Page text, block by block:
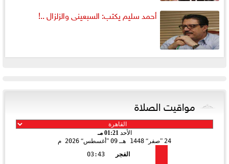
أحمد سليم يكتب: السبعينى والزلزال ..!
مواقيت الصلاة
الأحد01:21 مـ
24 صفر 1448 هـ 09 أغسطس 2026 م
الفجر
03:43